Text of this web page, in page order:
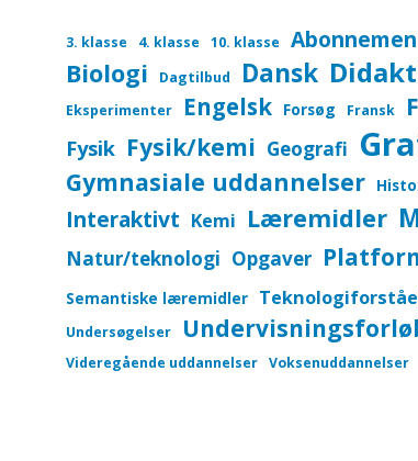
3. klasse 4. klasse 10. klasse
Biologi Dagtilbud Dansk
Eksperimenter Engelsk Forsøg Fransk
Fysik Fysik/kemi Geografi
Gymnasiale uddannelser
Interaktivt Kemi Læremidler
Natur/teknologi Opgaver
Semantiske læremidler
Undersøgelser
Videregående uddannelser Voksenuddannelser